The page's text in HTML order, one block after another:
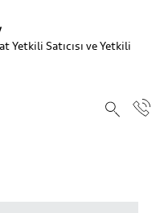
Yetkili Satıcısı ve Yetkili